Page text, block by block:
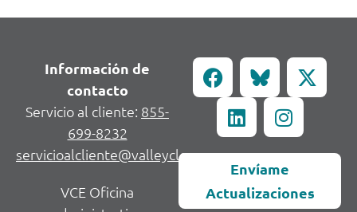
Información de
contacto
Servicio al cliente: 855-
699-8232
servicioalcliente@valleycleanenergy.org
VCE Oficina
Envíame
Actualizaciones